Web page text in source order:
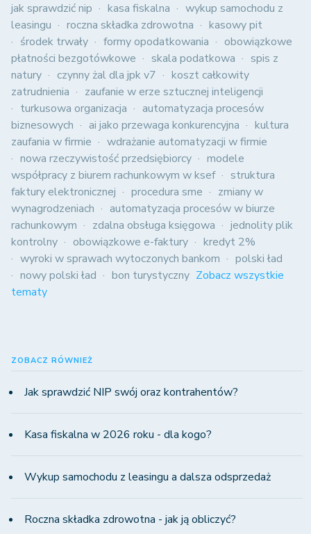
jak sprawdzić nip kasa fiskalna
wykup samochodu z
leasingu
roczna składka zdrowotna
kasowy pit
środek trwały
formy opodatkowania
obowiązkowe
płatności bezgotówkowe
skala podatkowa
spis z
natury
czynny żal dla jpk v7
koszt całkowity
zatrudnienia
zaufanie w erze sztucznej inteligencji
turkusowa organizacja
automatyzacja procesów
biznesowych
ai jako przewaga konkurencyjna
kultura
zaufania w firmie
wdrażanie automatyzacji w firmie
nowa rzeczywistość przedsiębiorcy
modele
współpracy z biurem rachunkowym w ksef
struktura
faktury elektronicznej
procedura sme
zmiany w
wynagrodzeniach
automatyzacja procesów w biurze
rachunkowym
zdalna obsługa księgowa
jednolity plik
kontrolny
obowiązkowe e-faktury
kredyt 2%
wyroki w sprawach wytoczonych bankom
polski ład
nowy polski ład
bon turystyczny Zobacz wszystkie
tematy
ZOBACZ RÓWNIEŻ
Jak sprawdzić NIP swój oraz kontrahentów?
Kasa fiskalna w 2026 roku - dla kogo?
Wykup samochodu z leasingu a dalsza odsprzedaż
Roczna składka zdrowotna - jak ją obliczyć?